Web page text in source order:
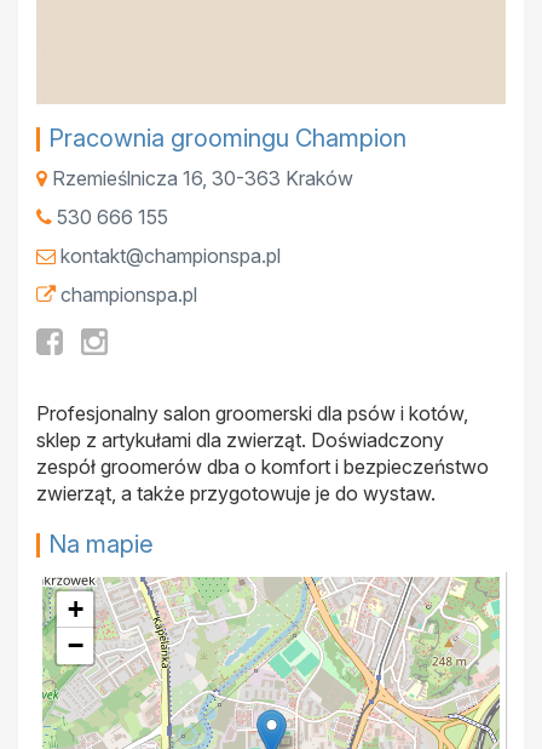
Pracownia groomingu Champion
Rzemieślnicza 16, 30-363 Kraków
530 666 155
kontakt@championspa.pl
championspa.pl
Profesjonalny salon groomerski dla psów i kotów,
sklep z artykułami dla zwierząt. Doświadczony
zespół groomerów dba o komfort i bezpieczeństwo
zwierząt, a także przygotowuje je do wystaw.
Na mapie
+
−